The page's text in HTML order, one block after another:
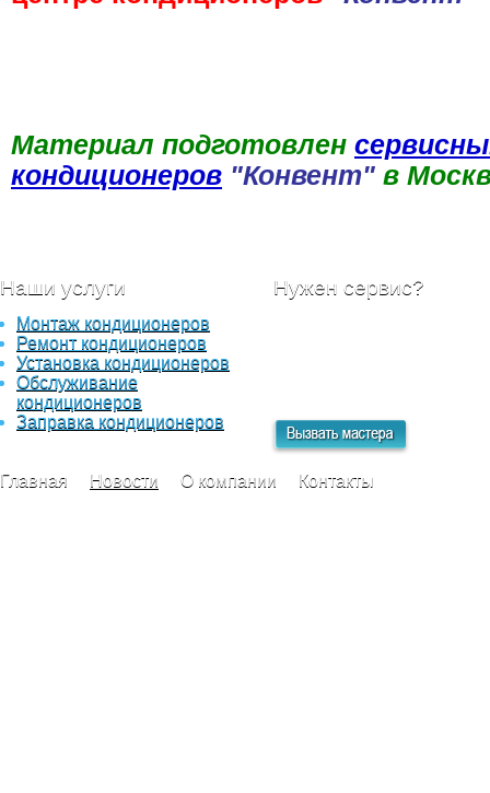
Материал подготовлен
кондиционеров "Конвент" в
Наши услуги
Монтаж кондиционеров
Ремонт кондиционеров
Установка кондиционеров
Обслуживание
кондиционеров
Заправка кондиционеров
Нужен сервис?
Главная Новости О компании Контакты